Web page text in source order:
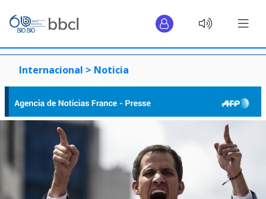
Internacional > Noticia